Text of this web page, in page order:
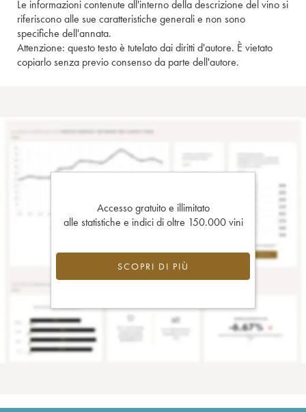
Le informazioni contenute all'interno della descrizione del vino si
riferiscono alle sue caratteristiche generali e non sono
specifiche dell'annata.
Attenzione: questo testo è tutelato dai diritti d'autore. È vietato
copiarlo senza previo consenso da parte dell'autore.
Accesso gratuito e illimitato
alle statistiche e indici di oltre 150.000 vini
SCOPRI DI PIÙ